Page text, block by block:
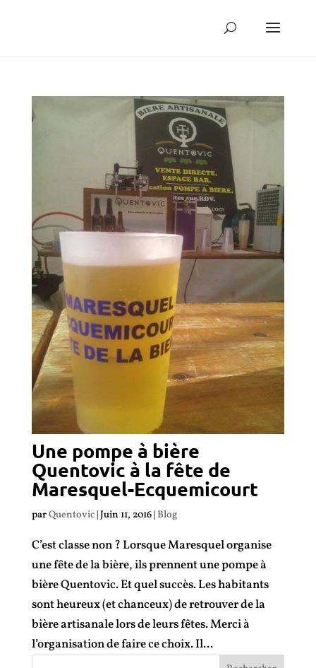
Une pompe à bière
Quentovic à la fête de
Maresquel-Ecquemicourt
parQuentovic|Juin 11, 2016|Blog
C’est classe non ? Lorsque Maresquel organise
une fête de la bière, ils prennent une pompe à
bière Quentovic. Et quel succès. Les habitants
sont heureux (et chanceux) de retrouver de la
bière artisanale lors de leurs fêtes. Merci à
l’organisation de faire ce choix. Il...